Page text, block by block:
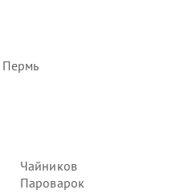
Чайников
Пароварок
Пермь